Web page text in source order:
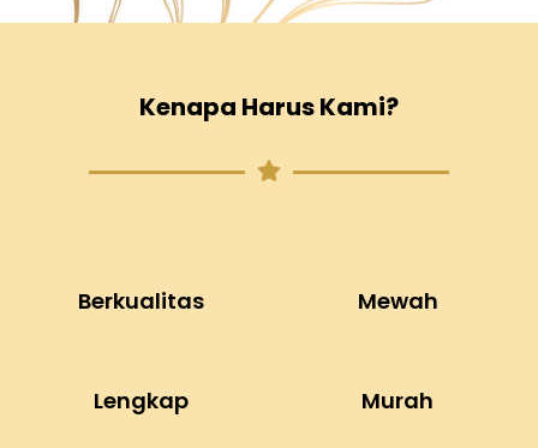
Kenapa Harus Kami?
Berkualitas Mewah
Lengkap Murah